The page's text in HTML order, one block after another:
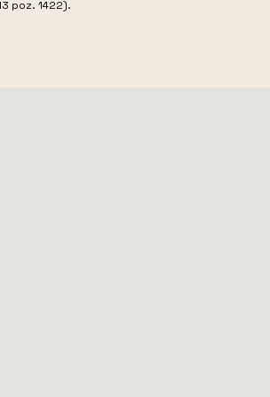
poz. 1422).